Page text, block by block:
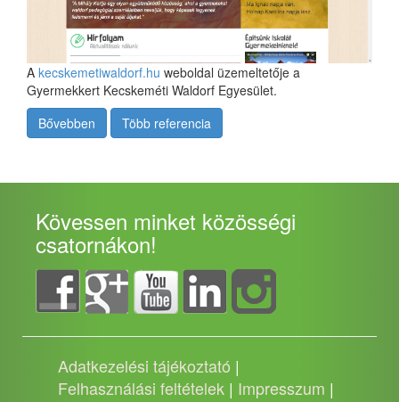
A kecskemetiwaldorf.hu weboldal üzemeltetője a
Gyermekkert Kecskeméti Waldorf Egyesület.
Bővebben
Több referencia
Kövessen minket közösségi
csatornákon!
Adatkezelési tájékoztató |
Felhasználási feltételek | Impresszum |